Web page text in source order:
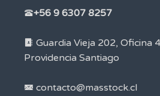
+56 9 6307 8257
Guardia Vieja 202, Oficina
Providencia Santiago
contacto@masstock.cl